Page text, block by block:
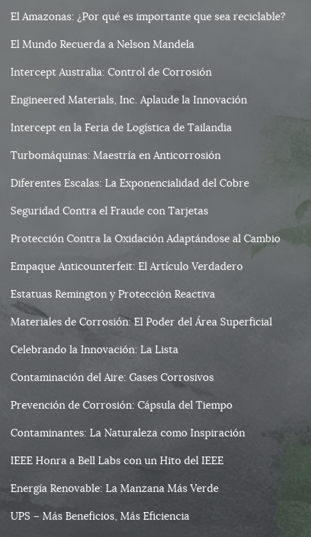
El Amazonas: ¿Por qué es importante que sea reciclable?
El Mundo Recuerda a Nelson Mandela
Intercept Australia: Control de Corrosión
Engineered Materials, Inc. Aplaude la Innovación
Intercept en la Feria de Logística de Tailandia
Turbomáquinas: Maestría en Anticorrosión
Diferentes Escalas: La Exponencialidad del Cobre
Seguridad Contra el Fraude con Tarjetas
Protección Contra la Oxidación Adaptándose al Cambio
Empaque Anticounterfeit: El Artículo Verdadero
Estatuas Remington y Protección Reactiva
Materiales de Corrosión: El Poder del Área Superficial
Celebrando la Innovación: La Lista
Contaminación del Aire: Gases Corrosivos
Prevención de Corrosión: Cápsula del Tiempo
Contaminantes: La Naturaleza como Inspiración
IEEE Honra a Bell Labs con un Hito del IEEE
Energía Renovable: La Manzana Más Verde
UPS – Más Beneficios, Más Eficiencia